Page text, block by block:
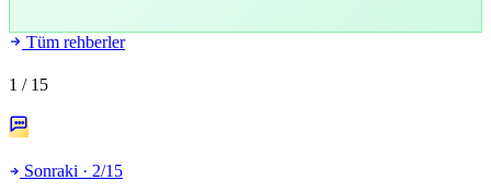
Tüm rehberler
1 / 15
Sonraki · 2/15